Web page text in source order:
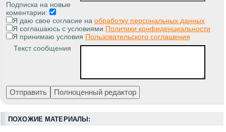
Подписка на новые
коментарии:
Я даю свое согласие на обработку персональных данных
Я соглашаюсь с условиями Политики конфиденциальности
Я принимаю условия Пользовательского соглашения
Текст сообщения
ПОХОЖИЕ МАТЕРИАЛЫ: